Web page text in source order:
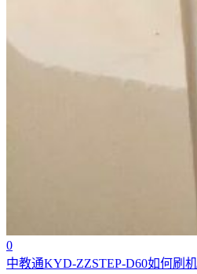
0
中教通KYD-ZZSTEP-D60如何刷